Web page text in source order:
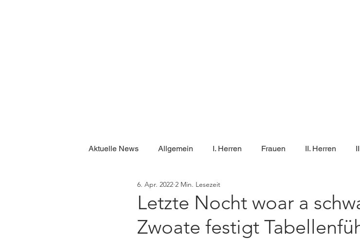
Aktuelle News Allgemein I. Herren Frauen II. Herren
Letzte Nocht woar a
Zwoate festigt
6. Apr. 2022 2 Min. Lesezeit